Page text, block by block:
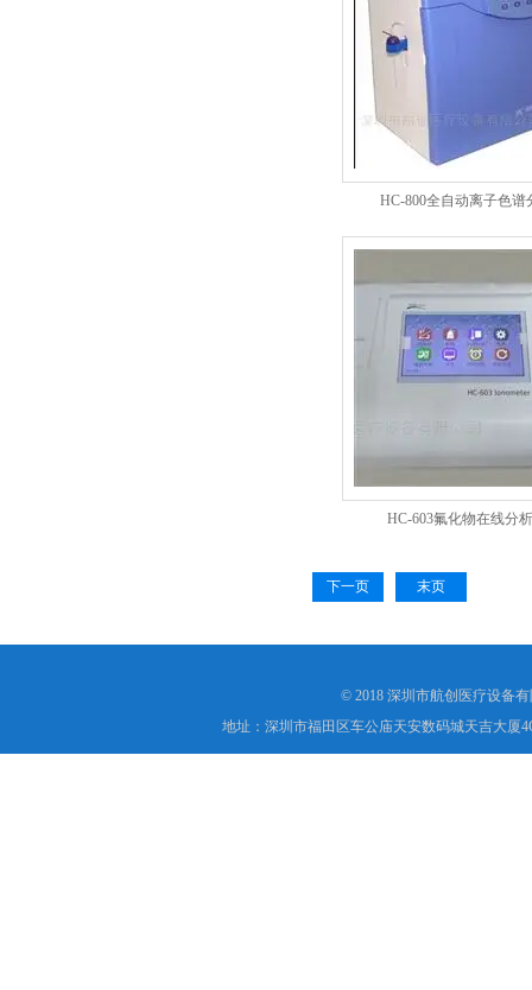
HC-800全自动离子色谱
HC-603氟化物在线分
下一页 末页
© 2018 深圳市航创医疗设备
地址：深圳市福田区车公庙天安数码城天吉大厦